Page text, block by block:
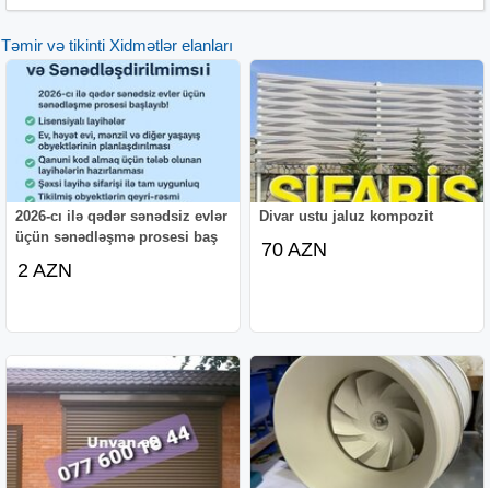
Təmir və tikinti Xidmətlər elanları
2026-cı ilə qədər sənədsiz evlər
üçün sənədləşmə prosesi baş
2 AZN
Divar ustu jaluz kompozit
70 AZN